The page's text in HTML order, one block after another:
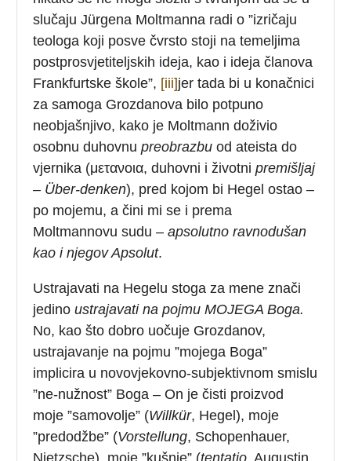
slučaju Jürgena Moltmanna radi o ”izričaju
teologa koji posve čvrsto stoji na temeljima
postprosvjetiteljskih ideja, kao i ideja članova
Frankfurtske škole”, [iii]jer tada bi u konačnici
za samoga Grozdanova bilo potpuno
neobjašnjivo, kako je Moltmann doživio
osobnu duhovnupreobrazbu od ateista do
vjernika (μετανοια, duhovni i životnipremišljaj
– Über-denken), pred kojom bi Hegel ostao –
po mojemu, a čini mi se i prema
Moltmannovu sudu –apsolutno ravnodušan
kao i njegov Apsolut.
Ustrajavati na Hegelu stoga za mene znači
jedinoustrajavati na pojmu MOJEGA Boga.
No, kao što dobro uočuje Grozdanov,
ustrajavanje na pojmu ”mojega Boga”
implicira u novovjekovno-subjektivnom smislu
”ne-nužnost” Boga – On je čisti proizvod
moje ”samovolje” (Willkür, Hegel), moje
”predodžbe” (Vorstellung, Schopenhauer,
Nietzsche), moje ”kušnje” (tentatio, Augustin,